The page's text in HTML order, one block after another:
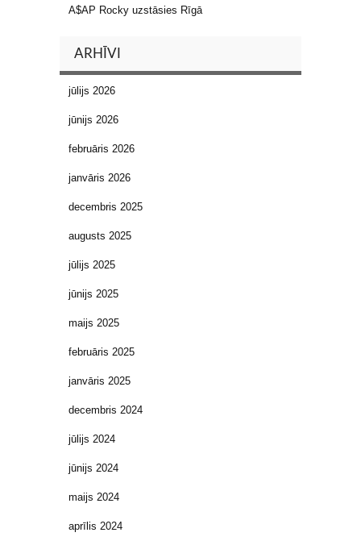
A$AP Rocky uzstāsies Rīgā
ARHĪVI
jūlijs 2026
jūnijs 2026
februāris 2026
janvāris 2026
decembris 2025
augusts 2025
jūlijs 2025
jūnijs 2025
maijs 2025
februāris 2025
janvāris 2025
decembris 2024
jūlijs 2024
jūnijs 2024
maijs 2024
aprīlis 2024